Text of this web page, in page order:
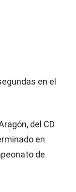
en el
del CD
en
de